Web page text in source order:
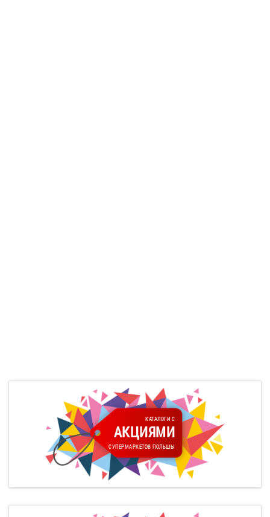
КАТАЛОГИ С
АКЦИЯМИ
СУПЕРМАРКЕТОВ ПОЛЬШЫ